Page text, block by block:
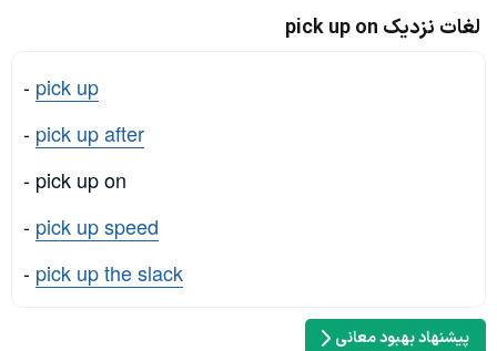
لغات نزدیک pick up on
- pick up
- pick up after
- pick up on
- pick up speed
- pick up the slack
پیشنهاد بهبود معانی